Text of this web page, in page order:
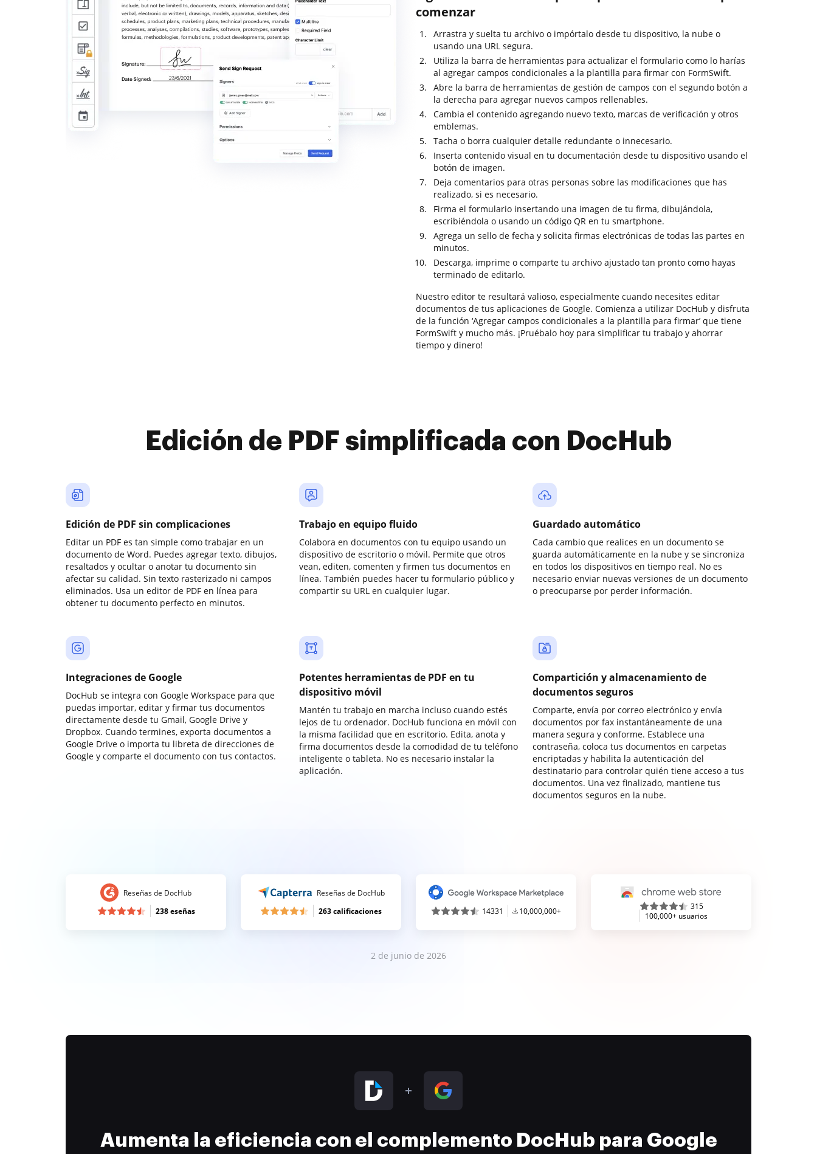
comenzar
Arrastra y suelta tu archivo o impórtalo desde tu dispositivo, la nube o
usando una URL segura.
Utiliza la barra de herramientas para actualizar el formulario como lo harías
al agregar campos condicionales a la plantilla para firmar con FormSwift.
Abre la barra de herramientas de gestión de campos con el segundo botón a
la derecha para agregar nuevos campos rellenables.
Cambia el contenido agregando nuevo texto, marcas de verificación y otros
emblemas.
Tacha o borra cualquier detalle redundante o innecesario.
Inserta contenido visual en tu documentación desde tu dispositivo usando el
botón de imagen.
Deja comentarios para otras personas sobre las modificaciones que has
realizado, si es necesario.
Firma el formulario insertando una imagen de tu firma, dibujándola,
escribiéndola o usando un código QR en tu smartphone.
Agrega un sello de fecha y solicita firmas electrónicas de todas las partes en
minutos.
Descarga, imprime o comparte tu archivo ajustado tan pronto como hayas
terminado de editarlo.
Nuestro editor te resultará valioso, especialmente cuando necesites editar
documentos de tus aplicaciones de Google. Comienza a utilizar DocHub y disfruta
de la función ‘Agregar campos condicionales a la plantilla para firmar’ que tiene
FormSwift y mucho más. ¡Pruébalo hoy para simplificar tu trabajo y ahorrar
tiempo y dinero!
Edición de PDF simplificada con DocHub
Edición de PDF sin complicaciones
Editar un PDF es tan simple como trabajar en un
documento de Word. Puedes agregar texto, dibujos,
resaltados y ocultar o anotar tu documento sin
afectar su calidad. Sin texto rasterizado ni campos
eliminados. Usa un editor de PDF en línea para
obtener tu documento perfecto en minutos.
Trabajo en equipo fluido
Colabora en documentos con tu equipo usando un
dispositivo de escritorio o móvil. Permite que otros
vean, editen, comenten y firmen tus documentos en
línea. También puedes hacer tu formulario público y
compartir su URL en cualquier lugar.
Guardado automático
Cada cambio que realices en un documento se
guarda automáticamente en la nube y se sincroniza
en todos los dispositivos en tiempo real. No es
necesario enviar nuevas versiones de un documento
o preocuparse por perder información.
Integraciones de Google
DocHub se integra con Google Workspace para que
puedas importar, editar y firmar tus documentos
directamente desde tu Gmail, Google Drive y
Dropbox. Cuando termines, exporta documentos a
Google Drive o importa tu libreta de direcciones de
Google y comparte el documento con tus contactos.
Potentes herramientas de PDF en tu
dispositivo móvil
Mantén tu trabajo en marcha incluso cuando estés
lejos de tu ordenador. DocHub funciona en móvil con
la misma facilidad que en escritorio. Edita, anota y
firma documentos desde la comodidad de tu teléfono
inteligente o tableta. No es necesario instalar la
aplicación.
Compartición y almacenamiento de
documentos seguros
Comparte, envía por correo electrónico y envía
documentos por fax instantáneamente de una
manera segura y conforme. Establece una
contraseña, coloca tus documentos en carpetas
encriptadas y habilita la autenticación del
destinatario para controlar quién tiene acceso a tus
documentos. Una vez finalizado, mantiene tus
documentos seguros en la nube.
Reseñas de DocHub
238 eseñas
Reseñas de DocHub
263 calificaciones
14331 10,000,000+
315
100,000+ usuarios
2 de junio de 2026
Aumenta la eficiencia con el complemento DocHub para Google